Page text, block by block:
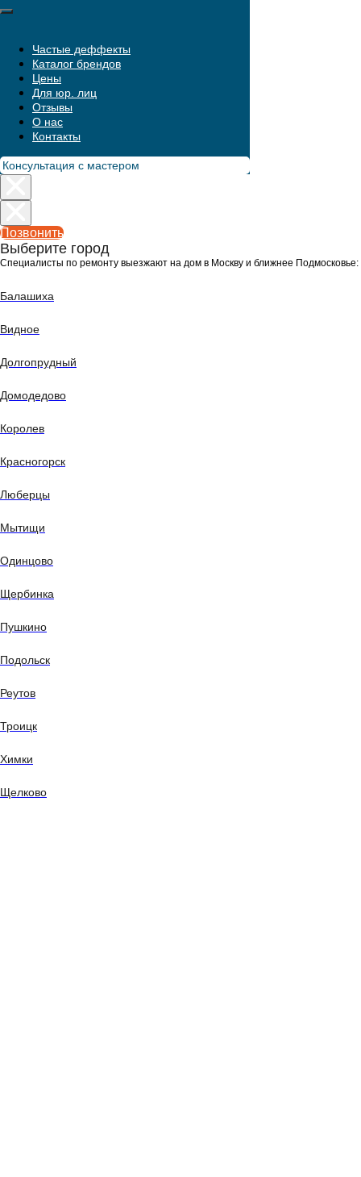
Частые деффекты
Каталог брендов
Цены
Для юр. лиц
Отзывы
О нас
Контакты
Консультация с мастером
Позвонить
Выберите город
Специалисты по ремонту выезжают на дом в Москву и ближнее Подмосковье:
Балашиха
Видное
Долгопрудный
Домодедово
Королев
Красногорск
Люберцы
Мытищи
Одинцово
Щербинка
Пушкино
Подольск
Реутов
Троицк
Химки
Щелково